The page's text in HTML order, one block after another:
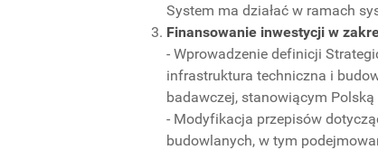
System ma działać w ramach
Finansowanie inwestycji w
- Wprowadzenie definicji
infrastruktura techniczna i
badawczej, stanowiącym
- Modyfikacja przepisów
budowlanych, w tym